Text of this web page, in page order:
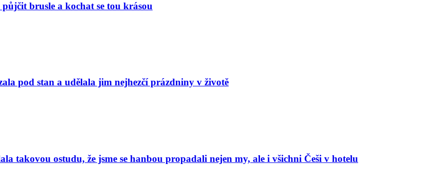
brusle a kochat se tou krásou
pod stan a udělala jim nejhezčí prázdniny v životě
takovou ostudu, že jsme se hanbou propadali nejen my, ale i všichni Češi v hotelu